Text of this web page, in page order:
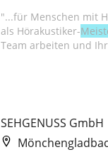
"...für Menschen mit
als Hörakustiker-
Team arbeiten und
SEHGENUSS GmbH